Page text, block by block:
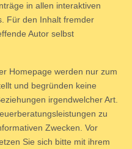
in allen interaktiven
Für den Inhalt fremder
Autor selbst
Homepage werden nur zum
und begründen keine
irgendwelcher Art.
zu
Zwecken. Vor
Sie sich bitte mit ihrem